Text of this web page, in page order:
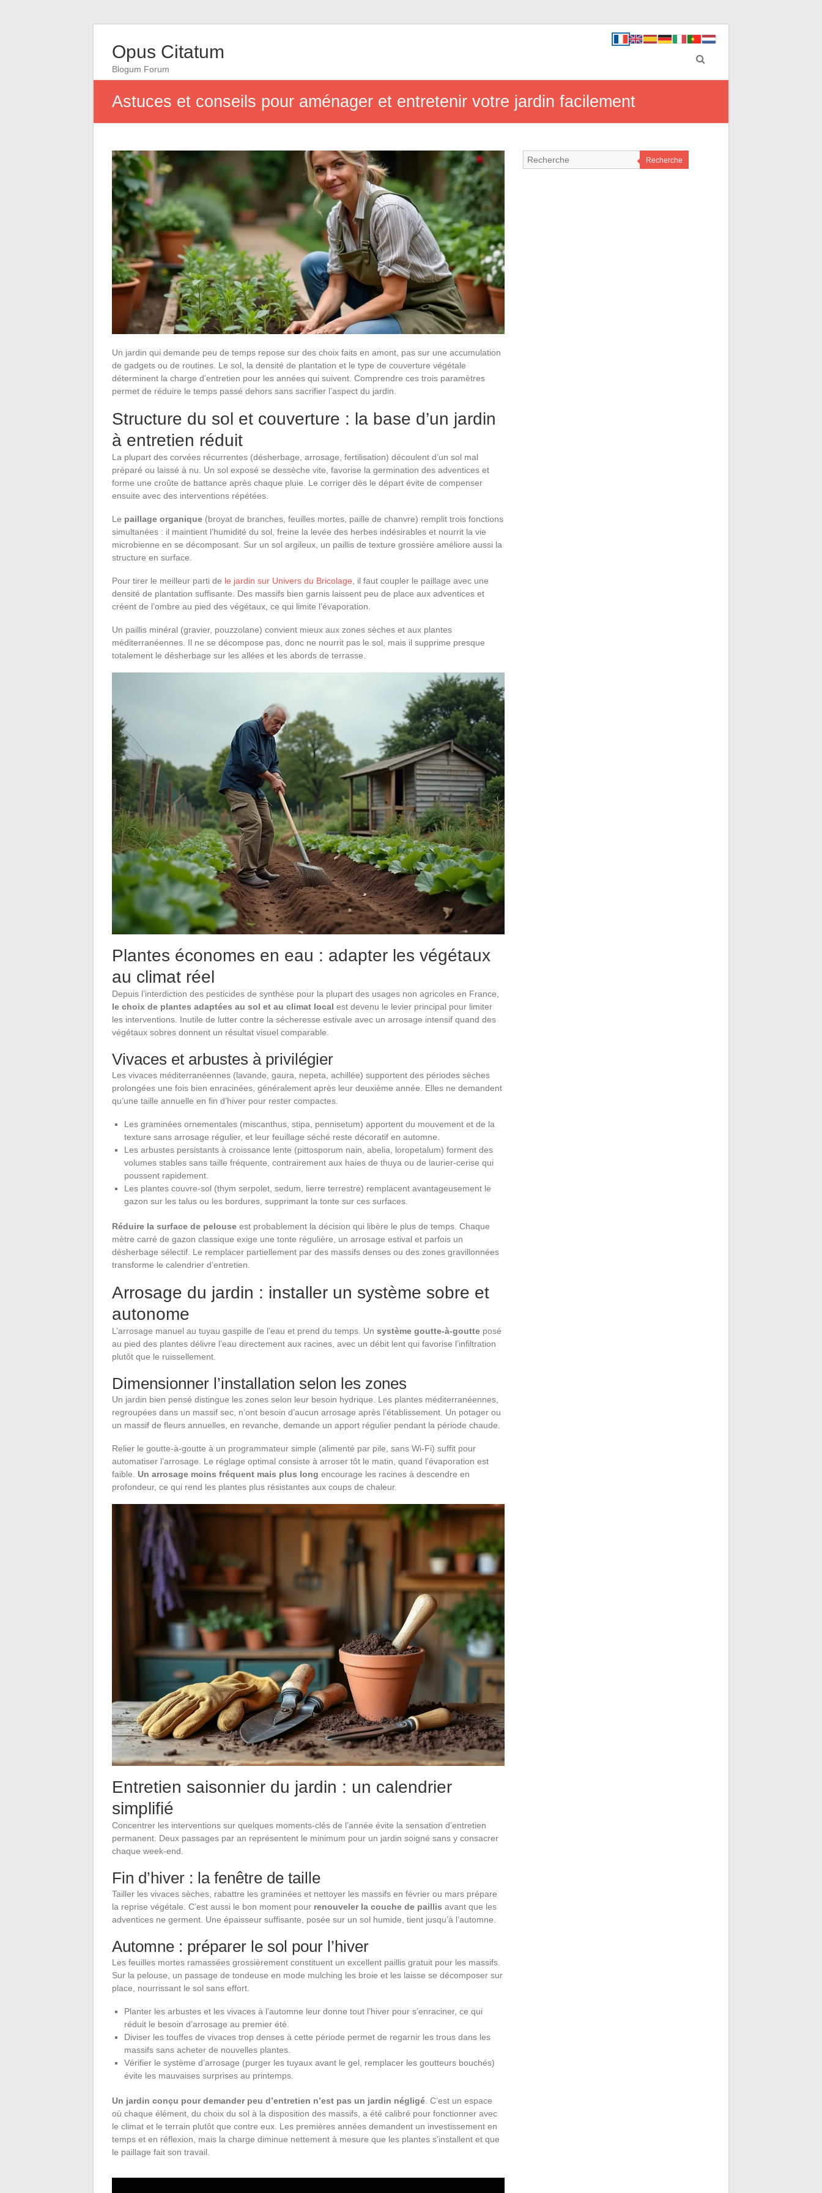
Opus Citatum
Blogum Forum
Astuces et conseils pour aménager et entretenir votre jardin facilement
Un jardin qui demande peu de temps repose sur des choix faits en amont, pas sur une accumulation
de gadgets ou de routines. Le sol, la densité de plantation et le type de couverture végétale
déterminent la charge d’entretien pour les années qui suivent. Comprendre ces trois paramètres
permet de réduire le temps passé dehors sans sacrifier l’aspect du jardin.
Structure du sol et couverture : la base d’un jardin
à entretien réduit
La plupart des corvées récurrentes (désherbage, arrosage, fertilisation) découlent d’un sol mal
préparé ou laissé à nu. Un sol exposé se dessèche vite, favorise la germination des adventices et
forme une croûte de battance après chaque pluie. Le corriger dès le départ évite de compenser
ensuite avec des interventions répétées.
Le paillage organique (broyat de branches, feuilles mortes, paille de chanvre) remplit trois fonctions
simultanées : il maintient l’humidité du sol, freine la levée des herbes indésirables et nourrit la vie
microbienne en se décomposant. Sur un sol argileux, un paillis de texture grossière améliore aussi la
structure en surface.
Pour tirer le meilleur parti de le jardin sur Univers du Bricolage , il faut coupler le paillage avec une
densité de plantation suffisante. Des massifs bien garnis laissent peu de place aux adventices et
créent de l’ombre au pied des végétaux, ce qui limite l’évaporation.
Un paillis minéral (gravier, pouzzolane) convient mieux aux zones sèches et aux plantes
méditerranéennes. Il ne se décompose pas, donc ne nourrit pas le sol, mais il supprime presque
totalement le désherbage sur les allées et les abords de terrasse.
Plantes économes en eau : adapter les végétaux
au climat réel
Depuis l’interdiction des pesticides de synthèse pour la plupart des usages non agricoles en France,
le choix de plantes adaptées au sol et au climat local est devenu le levier principal pour limiter
les interventions. Inutile de lutter contre la sécheresse estivale avec un arrosage intensif quand des
végétaux sobres donnent un résultat visuel comparable.
Vivaces et arbustes à privilégier
Les vivaces méditerranéennes (lavande, gaura, nepeta, achillée) supportent des périodes sèches
prolongées une fois bien enracinées, généralement après leur deuxième année. Elles ne demandent
qu’une taille annuelle en fin d’hiver pour rester compactes.
Les graminées ornementales (miscanthus, stipa, pennisetum) apportent du mouvement et de la
texture sans arrosage régulier, et leur feuillage séché reste décoratif en automne.
Les arbustes persistants à croissance lente (pittosporum nain, abelia, loropetalum) forment des
volumes stables sans taille fréquente, contrairement aux haies de thuya ou de laurier-cerise qui
poussent rapidement.
Les plantes couvre-sol (thym serpolet, sedum, lierre terrestre) remplacent avantageusement le
gazon sur les talus ou les bordures, supprimant la tonte sur ces surfaces.
Réduire la surface de pelouse est probablement la décision qui libère le plus de temps. Chaque
mètre carré de gazon classique exige une tonte régulière, un arrosage estival et parfois un
désherbage sélectif. Le remplacer partiellement par des massifs denses ou des zones gravillonnées
transforme le calendrier d’entretien.
Arrosage du jardin : installer un système sobre et
autonome
L’arrosage manuel au tuyau gaspille de l’eau et prend du temps. Un système goutte-à-goutte posé
au pied des plantes délivre l’eau directement aux racines, avec un débit lent qui favorise l’infiltration
plutôt que le ruissellement.
Dimensionner l’installation selon les zones
Un jardin bien pensé distingue les zones selon leur besoin hydrique. Les plantes méditerranéennes,
regroupées dans un massif sec, n’ont besoin d’aucun arrosage après l’établissement. Un potager ou
un massif de fleurs annuelles, en revanche, demande un apport régulier pendant la période chaude.
Relier le goutte-à-goutte à un programmateur simple (alimenté par pile, sans Wi-Fi) suffit pour
automatiser l’arrosage. Le réglage optimal consiste à arroser tôt le matin, quand l’évaporation est
faible. Un arrosage moins fréquent mais plus long encourage les racines à descendre en
profondeur, ce qui rend les plantes plus résistantes aux coups de chaleur.
Entretien saisonnier du jardin : un calendrier
simplifié
Concentrer les interventions sur quelques moments-clés de l’année évite la sensation d’entretien
permanent. Deux passages par an représentent le minimum pour un jardin soigné sans y consacrer
chaque week-end.
Fin d’hiver : la fenêtre de taille
Tailler les vivaces sèches, rabattre les graminées et nettoyer les massifs en février ou mars prépare
la reprise végétale. C’est aussi le bon moment pour renouveler la couche de paillis avant que les
adventices ne germent. Une épaisseur suffisante, posée sur un sol humide, tient jusqu’à l’automne.
Automne : préparer le sol pour l’hiver
Les feuilles mortes ramassées grossièrement constituent un excellent paillis gratuit pour les massifs.
Sur la pelouse, un passage de tondeuse en mode mulching les broie et les laisse se décomposer sur
place, nourrissant le sol sans effort.
Planter les arbustes et les vivaces à l’automne leur donne tout l’hiver pour s’enraciner, ce qui
réduit le besoin d’arrosage au premier été.
Diviser les touffes de vivaces trop denses à cette période permet de regarnir les trous dans les
massifs sans acheter de nouvelles plantes.
Vérifier le système d’arrosage (purger les tuyaux avant le gel, remplacer les goutteurs bouchés)
évite les mauvaises surprises au printemps.
Un jardin conçu pour demander peu d’entretien n’est pas un jardin négligé . C’est un espace
où chaque élément, du choix du sol à la disposition des massifs, a été calibré pour fonctionner avec
le climat et le terrain plutôt que contre eux. Les premières années demandent un investissement en
temps et en réflexion, mais la charge diminue nettement à mesure que les plantes s’installent et que
le paillage fait son travail.
Recherche